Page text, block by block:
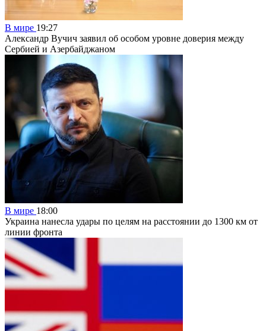
В мире 19:27
Александр Вучич заявил об особом уровне доверия между
Сербией и Азербайджаном
В мире 18:00
Украина нанесла удары по целям на расстоянии до 1300 км от
линии фронта